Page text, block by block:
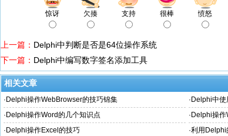
惊讶 欠揍 支持 很棒 愤怒
上一篇： Delphi中判断是否是64位操作系统
下一篇： Delphi中编写数字签名添加工具
相关文章
· Delphi操作WebBrowser的技巧锦集 · Delphi中
· Delphi操作Word的几个知识点 · Delphi操
· Delphi操作Excel的技巧 ·利用Delphi